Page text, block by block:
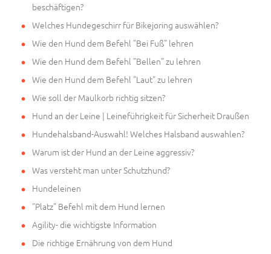
beschäftigen?
Welches Hundegeschirr für Bikejoring auswählen?
Wie den Hund dem Befehl "Bei Fuß" lehren
Wie den Hund dem Befehl "Bellen" zu lehren
Wie den Hund dem Befehl "Laut" zu lehren
Wie soll der Maulkorb richtig sitzen?
Hund an der Leine | Leineführigkeit für Sicherheit Draußen
Hundehalsband-Auswahl! Welches Halsband auswahlen?
Warum ist der Hund an der Leine aggressiv?
Was versteht man unter Schutzhund?
Hundeleinen
"Platz" Befehl mit dem Hund lernen
Agility- die wichtigste Information
Die richtige Ernährung von dem Hund